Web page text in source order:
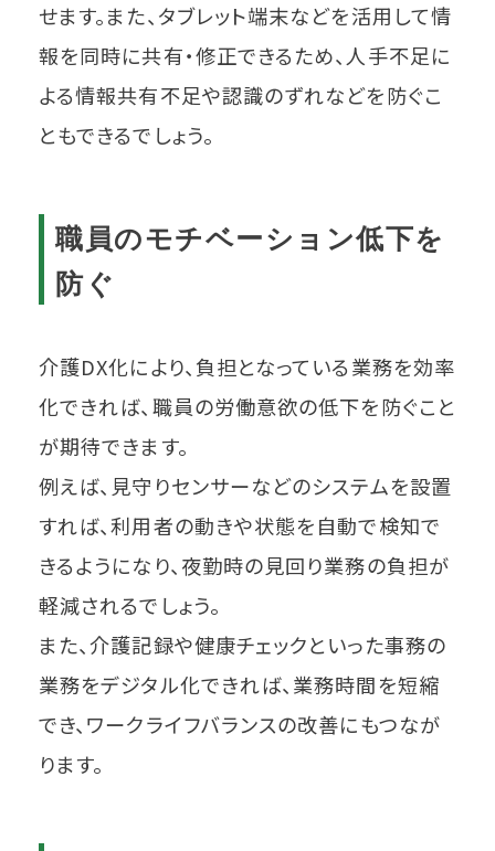
せます。また、タブレット端末などを活用して情
報を同時に共有・修正できるため、人手不足に
よる情報共有不足や認識のずれなどを防ぐこ
ともできるでしょう。
職員のモチベーション低下を
防ぐ
介護DX化により、負担となっている業務を効率
化できれば、職員の労働意欲の低下を防ぐこと
が期待できます。
例えば、見守りセンサーなどのシステムを設置
すれば、利用者の動きや状態を自動で検知で
きるようになり、夜勤時の見回り業務の負担が
軽減されるでしょう。
また、介護記録や健康チェックといった事務の
業務をデジタル化できれば、業務時間を短縮
でき、ワークライフバランスの改善にもつなが
ります。